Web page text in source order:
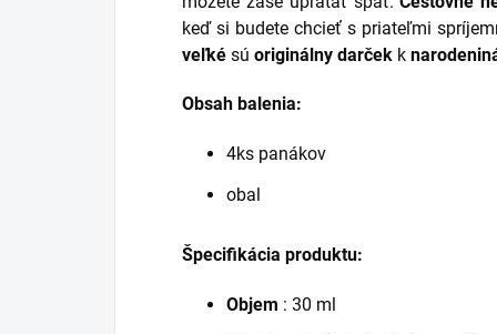
keď si budete chcieť s priateľmi
veľké sú originálny darček k
Obsah balenia:
4ks panákov
obal
Špecifikácia produktu:
Objem : 30 ml